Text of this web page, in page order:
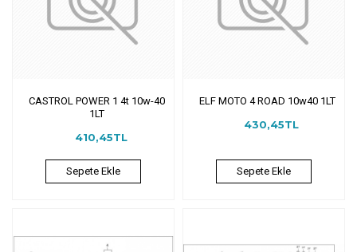
CASTROL POWER 1 4t 10w-40
1LT
410,45TL
Sepete Ekle
ELF MOTO 4 ROAD 10w40 1LT
430,45TL
Sepete Ekle